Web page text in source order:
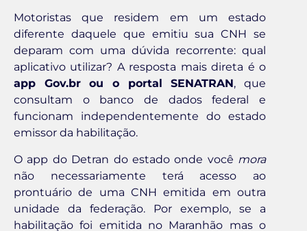
Motoristas que residem em um estado
diferente daquele que emitiu sua CNH se
deparam com uma dúvida recorrente: qual
aplicativo utilizar? A resposta mais direta é o
app Gov.br ou o portal SENATRAN, que
consultam o banco de dados federal e
funcionam independentemente do estado
emissor da habilitação.
O app do Detran do estado onde você mora
não necessariamente terá acesso ao
prontuário de uma CNH emitida em outra
unidade da federação. Por exemplo, se a
habilitação foi emitida no Maranhão mas o